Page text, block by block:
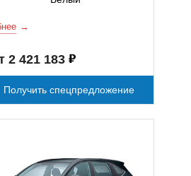
2 421 183
Получить спецпредложение